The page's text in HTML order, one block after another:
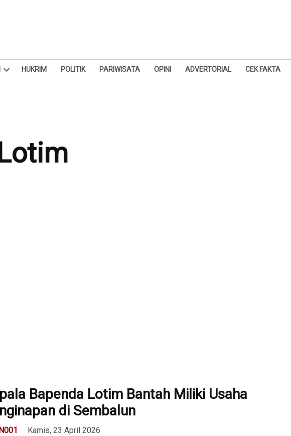
Open
HUKRIM POLITIK PARIWISATA OPINI ADVERTORIAL CEK FAKTA
Bapenda Lotim Bantah Miliki Usaha
di Sembalun
Kamis, 23 April 2026